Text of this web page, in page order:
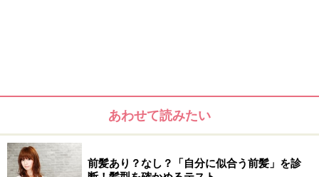
あわせて読みたい
前髪あり？なし？「自分に似合う前髪」を診